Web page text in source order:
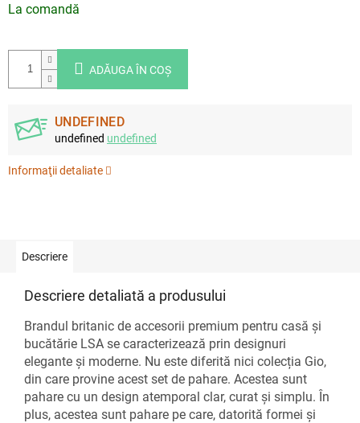
preţ:
La comandă
ADĂUGA ÎN COŞ
UNDEFINED
undefined undefined
Informaţii detaliate
Descriere
Descriere detaliată a produsului
Brandul britanic de accesorii premium pentru casă și
bucătărie LSA se caracterizează prin designuri
elegante și moderne. Nu este diferită nici colecția Gio,
din care provine acest set de pahare. Acestea sunt
pahare cu un design atemporal clar, curat și simplu. În
plus, acestea sunt pahare pe care, datorită formei și